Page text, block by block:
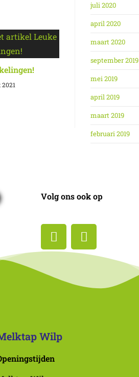
juli 2020
april 2020
maart 2020
september 2019
mei 2019
april 2019
maart 2019
februari 2019
Volg ons ook op
Wilp